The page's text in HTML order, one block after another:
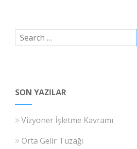
SON YAZILAR
Vizyoner İşletme Kavramı
Orta Gelir Tuzağı